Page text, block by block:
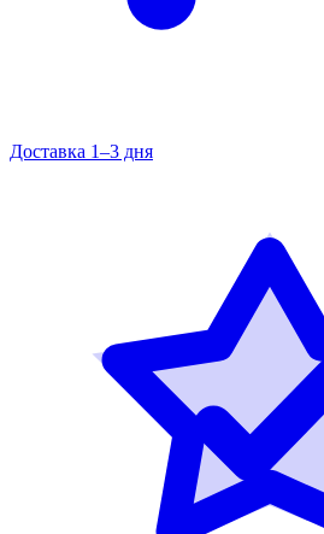
Доставка 1–3 дня